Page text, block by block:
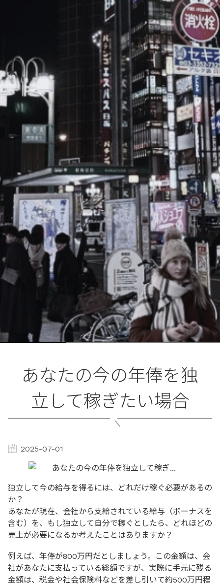
あなたの今の年俸を独
立して稼ぎたい場合
2025-07-01
独立して今の給与を得るには、どれだけ稼ぐ必要があるの
か？
あなたが現在、会社から支給されている給与（ボーナスを
含む）を、もし独立して自分で稼ぐとしたら、どれほどの
売上が必要になるか考えたことはありますか？
例えば、年俸が800万円だとしましょう。この金額は、会
社があなたに支払っている総額ですが、実際に手元に残る
金額は、税金や社会保険料などを差し引いて約500万円程